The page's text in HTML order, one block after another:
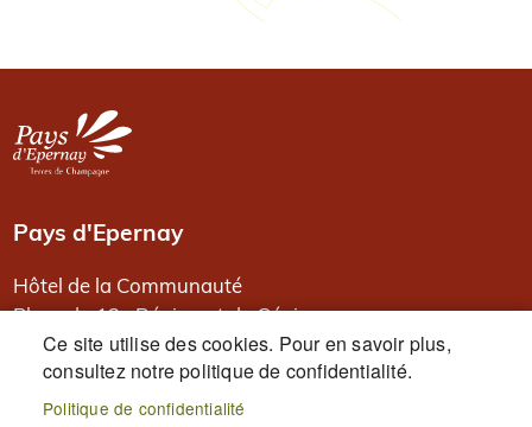
Image
Pays d'Epernay
Hôtel de la Communauté
Place du 13e Régiment de Génie
BP 80526
51331 Epernay
Ce site utilise des cookies. Pour en savoir plus,
consultez notre politique de confidentialité.
Politique de confidentialité